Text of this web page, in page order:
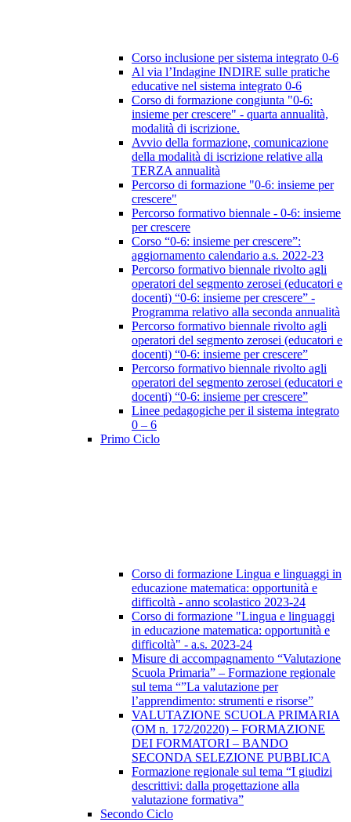
Corso inclusione per sistema integrato 0-6
Al via l’Indagine INDIRE sulle pratiche
educative nel sistema integrato 0-6
Corso di formazione congiunta "0-6:
insieme per crescere" - quarta annualità,
modalità di iscrizione.
Avvio della formazione, comunicazione
della modalità di iscrizione relative alla
TERZA annualità
Percorso di formazione "0-6: insieme per
crescere"
Percorso formativo biennale - 0-6: insieme
per crescere
Corso “0-6: insieme per crescere”:
aggiornamento calendario a.s. 2022-23
Percorso formativo biennale rivolto agli
operatori del segmento zerosei (educatori e
docenti) “0-6: insieme per crescere” -
Programma relativo alla seconda annualità
Percorso formativo biennale rivolto agli
operatori del segmento zerosei (educatori e
docenti) “0-6: insieme per crescere”
Percorso formativo biennale rivolto agli
operatori del segmento zerosei (educatori e
docenti) “0-6: insieme per crescere”
Linee pedagogiche per il sistema integrato
0 – 6
Primo Ciclo
Corso di formazione Lingua e linguaggi in
educazione matematica: opportunità e
difficoltà - anno scolastico 2023-24
Corso di formazione "Lingua e linguaggi
in educazione matematica: opportunità e
difficoltà" - a.s. 2023-24
Misure di accompagnamento “Valutazione
Scuola Primaria” – Formazione regionale
sul tema “”La valutazione per
l’apprendimento: strumenti e risorse”
VALUTAZIONE SCUOLA PRIMARIA
(OM n. 172/20220) – FORMAZIONE
DEI FORMATORI – BANDO
SECONDA SELEZIONE PUBBLICA
Formazione regionale sul tema “I giudizi
descrittivi: dalla progettazione alla
valutazione formativa”
Secondo Ciclo